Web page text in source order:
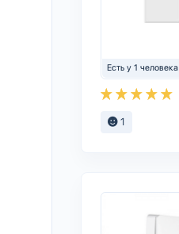
Есть у 1 человека
1